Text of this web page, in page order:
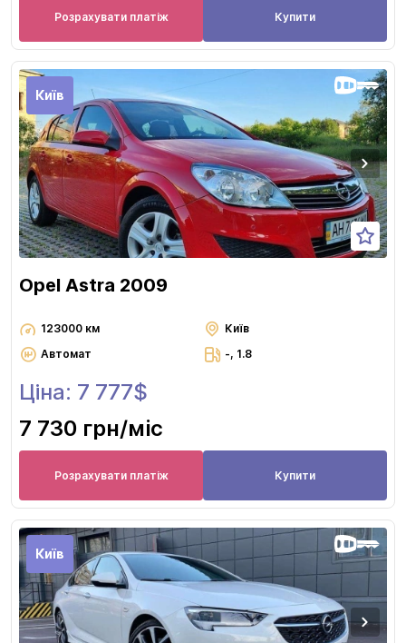
Розрахувати платіж Купити
Київ
Opel Astra 2009
123000 км
Київ
Автомат
-, 1.8
Ціна: 7 777$
7 730 грн/міс
Розрахувати платіж Купити
Київ